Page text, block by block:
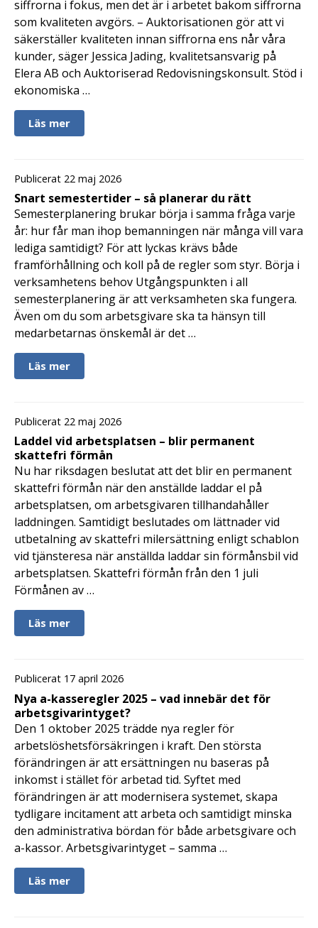
siffrorna i fokus, men det är i arbetet bakom siffrorna
som kvaliteten avgörs. – Auktorisationen gör att vi
säkerställer kvaliteten innan siffrorna ens når våra
kunder, säger Jessica Jading, kvalitetsansvarig på
Elera AB och Auktoriserad Redovisningskonsult. Stöd i
ekonomiska …
Läs mer
Publicerat 22 maj 2026
Snart semestertider – så planerar du rätt
Semesterplanering brukar börja i samma fråga varje
år: hur får man ihop bemanningen när många vill vara
lediga samtidigt? För att lyckas krävs både
framförhållning och koll på de regler som styr. Börja i
verksamhetens behov Utgångspunkten i all
semesterplanering är att verksamheten ska fungera.
Även om du som arbetsgivare ska ta hänsyn till
medarbetarnas önskemål är det …
Läs mer
Publicerat 22 maj 2026
Laddel vid arbetsplatsen – blir permanent
skattefri förmån
Nu har riksdagen beslutat att det blir en permanent
skattefri förmån när den anställde laddar el på
arbetsplatsen, om arbetsgivaren tillhandahåller
laddningen. Samtidigt beslutades om lättnader vid
utbetalning av skattefri milersättning enligt schablon
vid tjänsteresa när anställda laddar sin förmånsbil vid
arbetsplatsen. Skattefri förmån från den 1 juli
Förmånen av …
Läs mer
Publicerat 17 april 2026
Nya a-kasseregler 2025 – vad innebär det för
arbetsgivarintyget?
Den 1 oktober 2025 trädde nya regler för
arbetslöshetsförsäkringen i kraft. Den största
förändringen är att ersättningen nu baseras på
inkomst i stället för arbetad tid. Syftet med
förändringen är att modernisera systemet, skapa
tydligare incitament att arbeta och samtidigt minska
den administrativa bördan för både arbetsgivare och
a-kassor. Arbetsgivarintyget – samma …
Läs mer